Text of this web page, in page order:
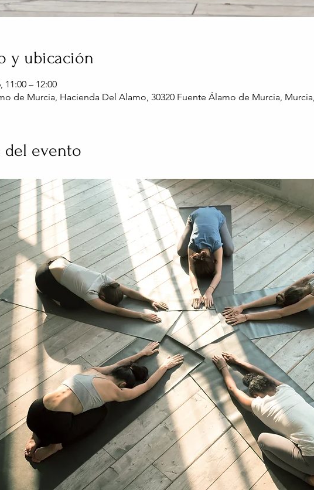
y ubicación
11:00 – 12:00
de Murcia, Hacienda Del Alamo, 30320 Fuente Álamo de Murcia,
del evento